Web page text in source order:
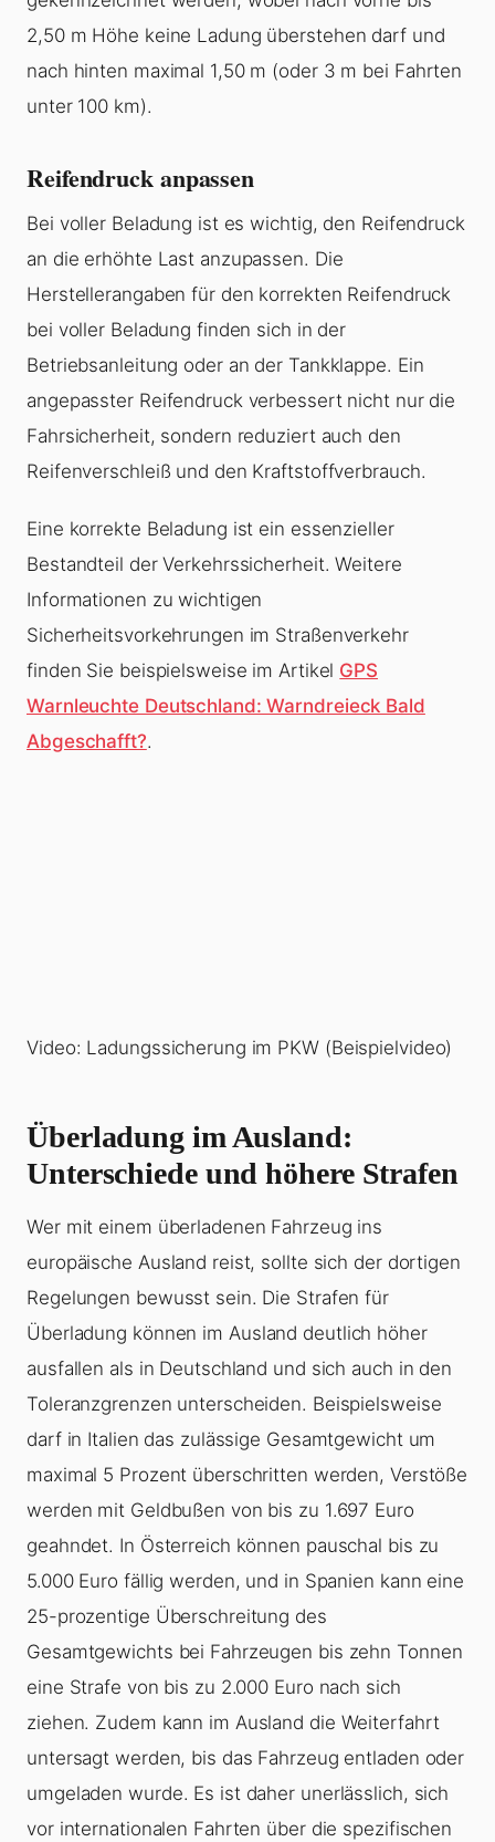
2,50 m Höhe keine Ladung überstehen darf und
nach hinten maximal 1,50 m (oder 3 m bei Fahrten
unter 100 km).
Reifendruck anpassen
Bei voller Beladung ist es wichtig, den Reifendruck
an die erhöhte Last anzupassen. Die
Herstellerangaben für den korrekten Reifendruck
bei voller Beladung finden sich in der
Betriebsanleitung oder an der Tankklappe. Ein
angepasster Reifendruck verbessert nicht nur die
Fahrsicherheit, sondern reduziert auch den
Reifenverschleiß und den Kraftstoffverbrauch.
Eine korrekte Beladung ist ein essenzieller
Bestandteil der Verkehrssicherheit. Weitere
Informationen zu wichtigen
Sicherheitsvorkehrungen im Straßenverkehr
finden Sie beispielsweise im Artikel GPS
Warnleuchte Deutschland: Warndreieck Bald
Abgeschafft?.
Video: Ladungssicherung im PKW (Beispielvideo)
Überladung im Ausland:
Unterschiede und höhere Strafen
Wer mit einem überladenen Fahrzeug ins
europäische Ausland reist, sollte sich der dortigen
Regelungen bewusst sein. Die Strafen für
Überladung können im Ausland deutlich höher
ausfallen als in Deutschland und sich auch in den
Toleranzgrenzen unterscheiden. Beispielsweise
darf in Italien das zulässige Gesamtgewicht um
maximal 5 Prozent überschritten werden, Verstöße
werden mit Geldbußen von bis zu 1.697 Euro
geahndet. In Österreich können pauschal bis zu
5.000 Euro fällig werden, und in Spanien kann eine
25-prozentige Überschreitung des
Gesamtgewichts bei Fahrzeugen bis zehn Tonnen
eine Strafe von bis zu 2.000 Euro nach sich
ziehen. Zudem kann im Ausland die Weiterfahrt
untersagt werden, bis das Fahrzeug entladen oder
umgeladen wurde. Es ist daher unerlässlich, sich
vor internationalen Fahrten über die spezifischen